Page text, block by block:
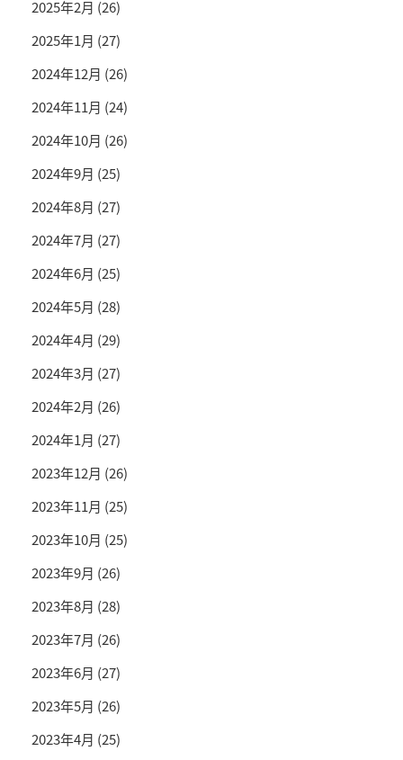
2025年2月 (26)
2025年1月 (27)
2024年12月 (26)
2024年11月 (24)
2024年10月 (26)
2024年9月 (25)
2024年8月 (27)
2024年7月 (27)
2024年6月 (25)
2024年5月 (28)
2024年4月 (29)
2024年3月 (27)
2024年2月 (26)
2024年1月 (27)
2023年12月 (26)
2023年11月 (25)
2023年10月 (25)
2023年9月 (26)
2023年8月 (28)
2023年7月 (26)
2023年6月 (27)
2023年5月 (26)
2023年4月 (25)